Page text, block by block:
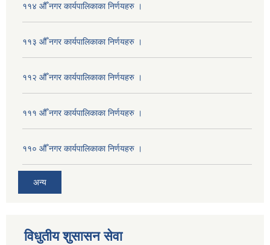
११४ औँ नगर कार्यपालिकाका निर्णयहरु ।
११३ औँ नगर कार्यपालिकाका निर्णयहरु ।
११२ औँ नगर कार्यपालिकाका निर्णयहरु ।
१११ औँ नगर कार्यपालिकाका निर्णयहरु ।
११० औँ नगर कार्यपालिकाका निर्णयहरु ।
अन्य
विधुतीय शुसासन सेवा